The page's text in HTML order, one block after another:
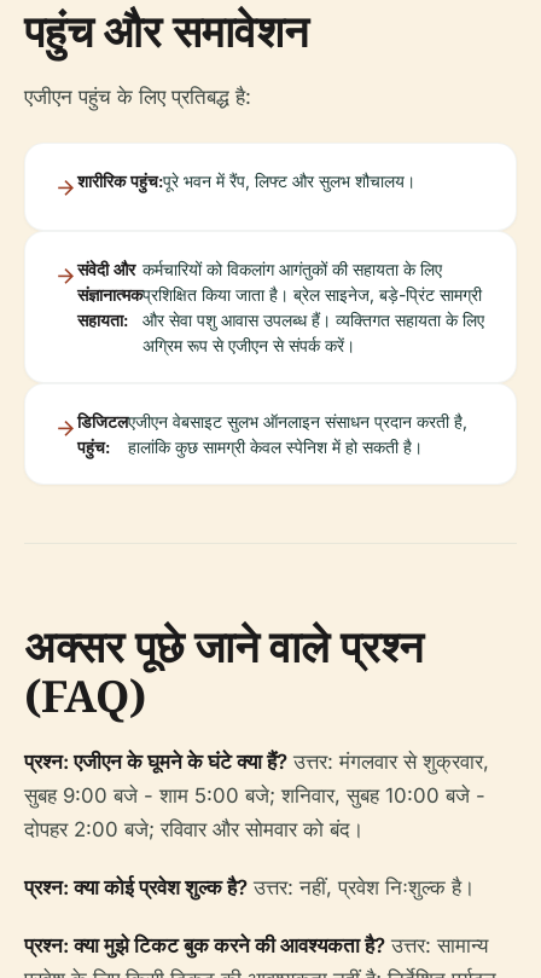
पहुंच और समावेशन
एजीएन पहुंच के लिए प्रतिबद्ध है:
शारीरिक पहुंच:पूरे भवन में रैंप, लिफ्ट और सुलभ शौचालय।
संवेदी और
संज्ञानात्मक
सहायता:
कर्मचारियों को विकलांग आगंतुकों की सहायता के लिए
प्रशिक्षित किया जाता है। ब्रेल साइनेज, बड़े-प्रिंट सामग्री
और सेवा पशु आवास उपलब्ध हैं। व्यक्तिगत सहायता के लिए
अग्रिम रूप से एजीएन से संपर्क करें।
डिजिटल
पहुंच:
एजीएन वेबसाइट सुलभ ऑनलाइन संसाधन प्रदान करती है,
हालांकि कुछ सामग्री केवल स्पेनिश में हो सकती है।
अक्सर पूछे जाने वाले प्रश्न
(FAQ)
प्रश्न: एजीएन के घूमने के घंटे क्या हैं? उत्तर: मंगलवार से शुक्रवार,
सुबह 9:00 बजे - शाम 5:00 बजे; शनिवार, सुबह 10:00 बजे -
दोपहर 2:00 बजे; रविवार और सोमवार को बंद।
प्रश्न: क्या कोई प्रवेश शुल्क है? उत्तर: नहीं, प्रवेश निःशुल्क है।
प्रश्न: क्या मुझे टिकट बुक करने की आवश्यकता है? उत्तर: सामान्य